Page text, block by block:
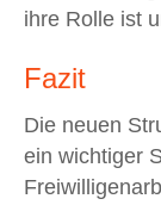
ihre Rolle ist
Fazit
Die neuen
ein wichtiger